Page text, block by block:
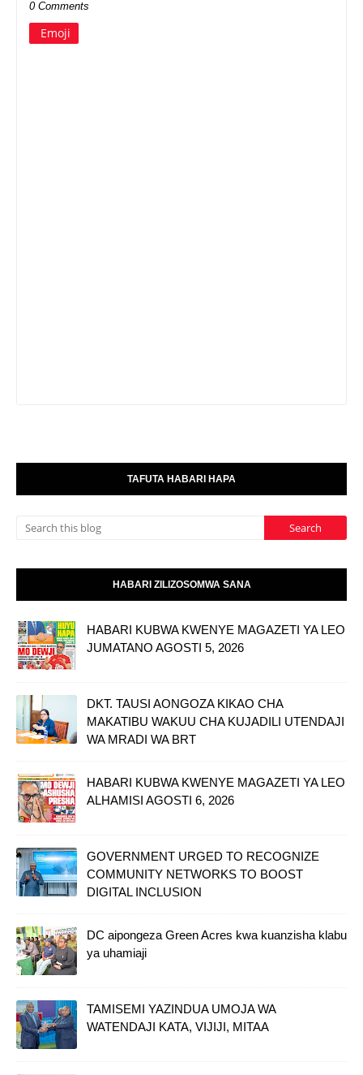
0 Comments
Emoji
TAFUTA HABARI HAPA
HABARI ZILIZOSOMWA SANA
HABARI KUBWA KWENYE MAGAZETI YA LEO
JUMATANO AGOSTI 5, 2026
DKT. TAUSI AONGOZA KIKAO CHA
MAKATIBU WAKUU CHA KUJADILI UTENDAJI
WA MRADI WA BRT
HABARI KUBWA KWENYE MAGAZETI YA LEO
ALHAMISI AGOSTI 6, 2026
GOVERNMENT URGED TO RECOGNIZE
COMMUNITY NETWORKS TO BOOST
DIGITAL INCLUSION
DC aipongeza Green Acres kwa kuanzisha klabu
ya uhamiaji
TAMISEMI YAZINDUA UMOJA WA
WATENDAJI KATA, VIJIJI, MITAA